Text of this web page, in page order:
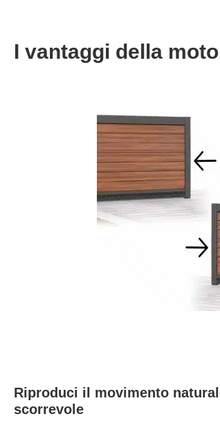
I vantaggi della
Riproduci il movimento
scorrevole